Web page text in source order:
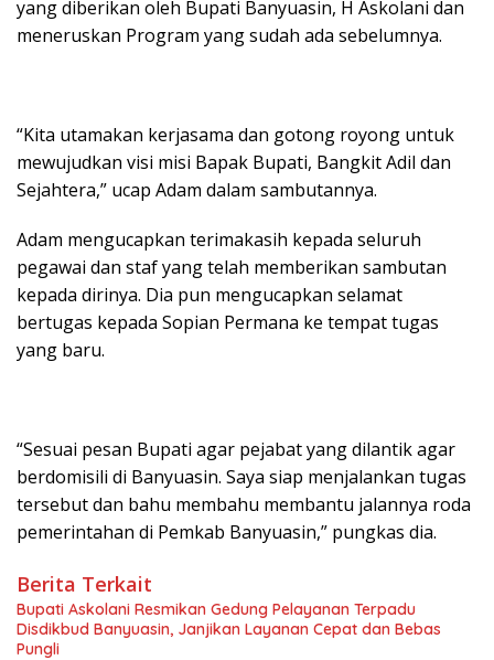
yang diberikan oleh Bupati Banyuasin, H Askolani dan
meneruskan Program yang sudah ada sebelumnya.
“Kita utamakan kerjasama dan gotong royong untuk
mewujudkan visi misi Bapak Bupati, Bangkit Adil dan
Sejahtera,” ucap Adam dalam sambutannya.
Adam mengucapkan terimakasih kepada seluruh
pegawai dan staf yang telah memberikan sambutan
kepada dirinya. Dia pun mengucapkan selamat
bertugas kepada Sopian Permana ke tempat tugas
yang baru.
“Sesuai pesan Bupati agar pejabat yang dilantik agar
berdomisili di Banyuasin. Saya siap menjalankan tugas
tersebut dan bahu membahu membantu jalannya roda
pemerintahan di Pemkab Banyuasin,” pungkas dia.
Berita Terkait
Bupati Askolani Resmikan Gedung Pelayanan Terpadu
Disdikbud Banyuasin, Janjikan Layanan Cepat dan Bebas
Pungli